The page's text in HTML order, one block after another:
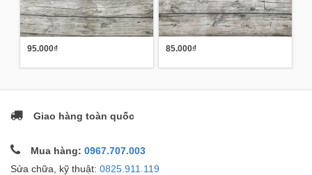
95.000₫ 85.000₫
Giao hàng toàn quốc
Mua hàng: 0967.707.003
Sửa chữa, kỹ thuật: 0825.911.119